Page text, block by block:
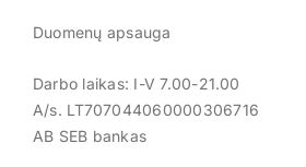
Duomenų apsauga
Darbo laikas: I-V 7.00-21.00
A/s. LT707044060000306716
AB SEB bankas